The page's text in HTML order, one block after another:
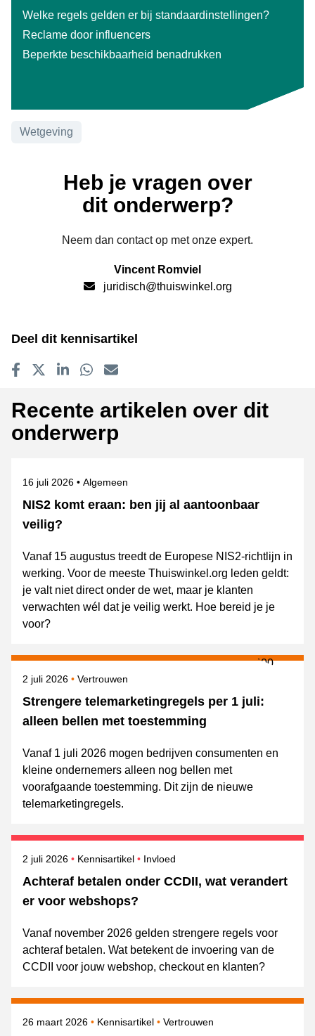
Welke regels gelden er bij standaardinstellingen?
Reclame door influencers
Beperkte beschikbaarheid benadrukken
Onderwerpen
Wetgeving
Heb je vragen over
dit onderwerp?
Neem dan contact op met onze expert.
Vincent Romviel
juridisch@thuiswinkel.org
Deel dit kennisartikel
Recente artikelen over dit
onderwerp
NIS2 komt eraan: ben jij al aantoonbaar
veilig?
Gepubliceerd op
16 juli 2026 Onderwerpen
Algemeen
Vanaf 15 augustus treedt de Europese NIS2-richtlijn in
werking. Voor de meeste Thuiswinkel.org leden geldt:
je valt niet direct onder de wet, maar je klanten
verwachten wél dat je veilig werkt. Hoe bereid je je
voor?
Strengere telemarketingregels per 1 juli:
alleen bellen met toestemming
Gepubliceerd op
2 juli 2026 Onderwerpen
Vertrouwen
Vanaf 1 juli 2026 mogen bedrijven consumenten en
kleine ondernemers alleen nog bellen met
voorafgaande toestemming. Dit zijn de nieuwe
telemarketingregels.
Achteraf betalen onder CCDII, wat verandert
er voor webshops?
Gepubliceerd op
2 juli 2026 Kennisartikel Onderwerpen
Invloed
Vanaf november 2026 gelden strengere regels voor
achteraf betalen. Wat betekent de invoering van de
CCDII voor jouw webshop, checkout en klanten?
Gepubliceerd op
26 maart 2026 Kennisartikel Onderwerpen
Vertrouwen